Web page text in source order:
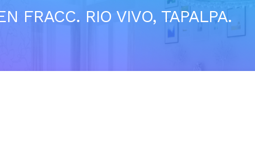
FRACC. RIO VIVO, TAPALPA.